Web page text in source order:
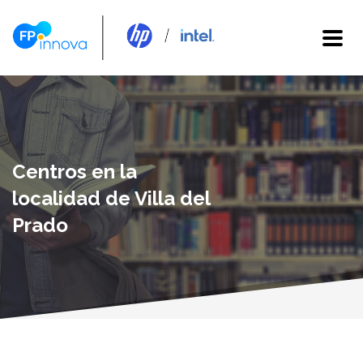
Centros en la
localidad de Villa del
Prado